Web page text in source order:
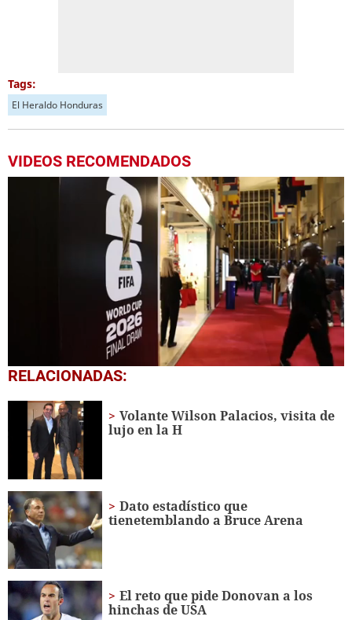
Tags:
El Heraldo Honduras
VIDEOS RECOMENDADOS
0
seconds
minutes,
seconds
RELACIONADAS:
Volante Wilson Palacios, visita de
lujo en la H
Dato estadístico que
tienetemblando a Bruce Arena
El reto que pide Donovan a los
hinchas de USA